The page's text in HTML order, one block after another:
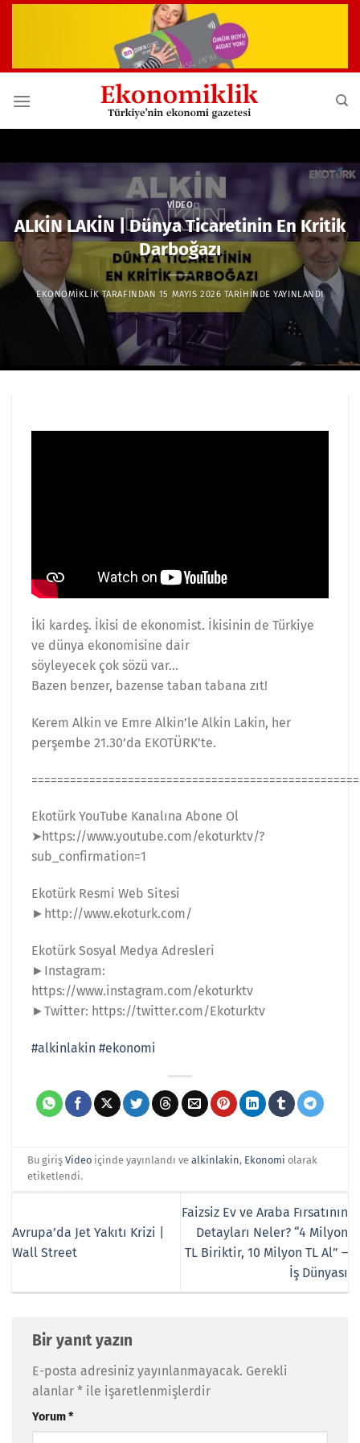
VIDEO
ALKİN LAKİN | Dünya Ticaretinin En Kritik
Darboğazı
EKONOMIKLIKTARAFINDAN 15 MAYIS 2026 TARIHINDE YAYINLANDI
İki kardeş. İkisi de ekonomist. İkisinin de Türkiye
ve dünya ekonomisine dair
söyleyecek çok sözü var…
Bazen benzer, bazense taban tabana zıt!
Kerem Alkin ve Emre Alkin’le Alkin Lakin, her
perşembe 21.30’da EKOTÜRK’te.
Ekotürk YouTube Kanalına Abone Ol
➤https://www.youtube.com/ekoturktv/?
sub_confirmation=1
Ekotürk Resmi Web Sitesi
►http://www.ekoturk.com/
Ekotürk Sosyal Medya Adresleri
►Instagram:
https://www.instagram.com/ekoturktv
►Twitter: https://twitter.com/Ekoturktv
#alkinlakin #ekonomi
Bu girişVideo içinde yayınlandı vealkinlakin, Ekonomi olarak
etiketlendi.
Avrupa’da Jet Yakıtı Krizi |
Wall Street
Faizsiz Ev ve Araba Fırsatının
Detayları Neler? “4 Milyon
TL Biriktir, 10 Milyon TL Al” –
İş Dünyası
Bir yanıt yazın
E-posta adresiniz yayınlanmayacak. Gerekli
alanlar * ile işaretlenmişlerdir
Yorum*